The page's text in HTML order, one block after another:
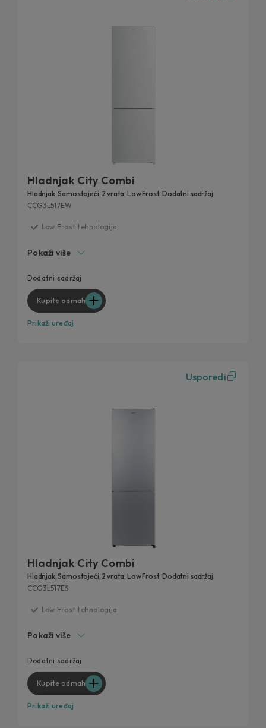
Hladnjak City Combi
Hladnjak, Samostojeći, 2 vrata, Low Frost, Dodatni sadržaj
CCG3L517EW
Low Frost tehnologija
Ergonomska i funkcionalna ručka
Dodatni sadržaj putem hOn aplikacije
Pokaži više
Dodatni sadržaj
Kupite odmah
Prikaži uređaj
Usporedi
Hladnjak City Combi
Hladnjak, Samostojeći, 2 vrata, Low Frost, Dodatni sadržaj
CCG3L517ES
Low Frost tehnologija
Ergonomska i funkcionalna ručka
Dodatni sadržaj putem hOn aplikacije
Pokaži više
Dodatni sadržaj
Kupite odmah
Prikaži uređaj